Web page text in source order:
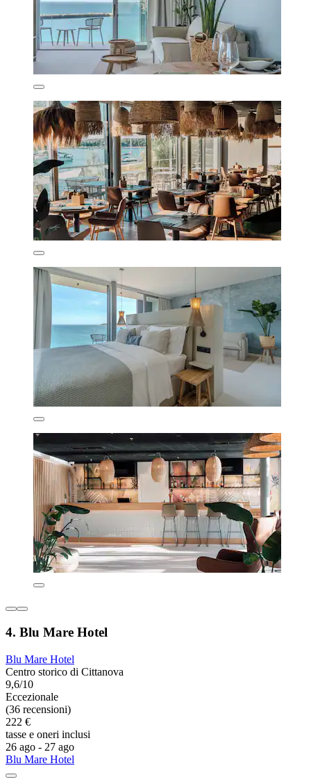
4. Blu Mare Hotel
Blu Mare Hotel
Centro storico di Cittanova
9,6/10
Eccezionale
(36 recensioni)
222 €
tasse e oneri inclusi
26 ago - 27 ago
Blu Mare Hotel